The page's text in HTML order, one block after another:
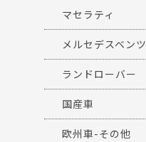
マセラティ
メルセデスベンツ
ランドローバー
国産車
欧州車-その他